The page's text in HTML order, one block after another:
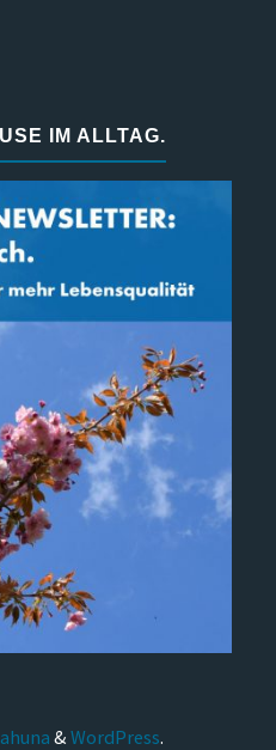
IM ALLTAG.
& WordPress.